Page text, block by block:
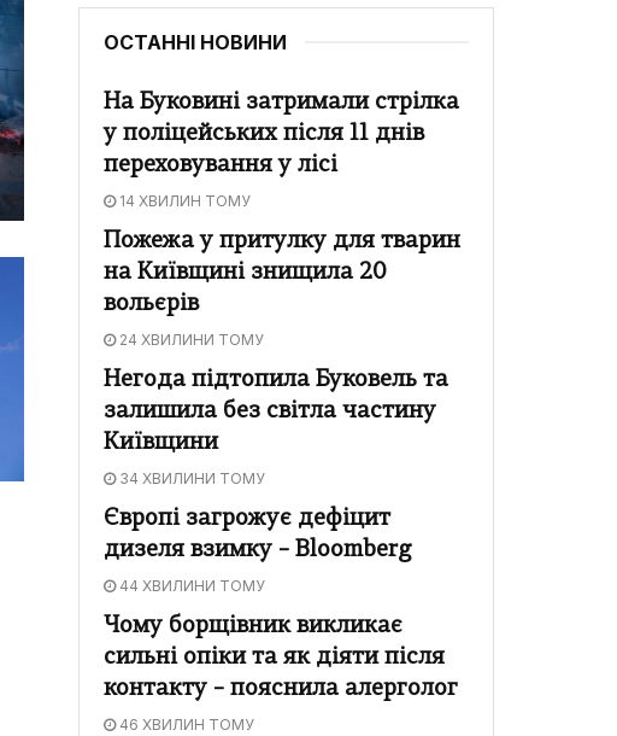
ОСТАННІ НОВИНИ
На Буковині затримали стрілка
у поліцейських після 11 днів
переховування у лісі
14 ХВИЛИН ТОМУ
Пожежа у притулку для тварин
на Київщині знищила 20
вольєрів
24 ХВИЛИНИ ТОМУ
Негода підтопила Буковель та
залишила без світла частину
Київщини
34 ХВИЛИНИ ТОМУ
Європі загрожує дефіцит
дизеля взимку – Bloomberg
44 ХВИЛИНИ ТОМУ
Чому борщівник викликає
сильні опіки та як діяти після
контакту – пояснила алерголог
46 ХВИЛИН ТОМУ